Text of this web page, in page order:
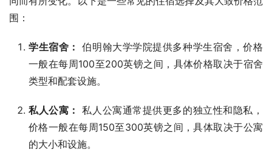
围：
学生宿舍： 伯明翰大学学院提供多种学生宿舍，价格
一般在每周100至200英镑之间，具体价格取决于宿舍
类型和配套设施。
私人公寓： 私人公寓通常提供更多的独立性和隐私，
价格一般在每周150至300英镑之间，具体取决于公寓
的大小和设施。